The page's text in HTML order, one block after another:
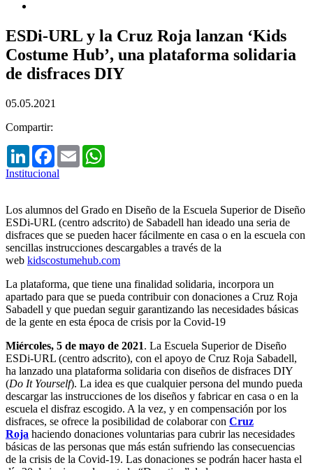
ESDi-URL y la Cruz Roja lanzan ‘Kids
Costume Hub’, una plataforma solidaria
de disfraces DIY
05.05.2021
Compartir:
LinkedInFacebook
Email
Institucional
Los alumnos del Grado en Diseño de la Escuela Superior de Diseño
ESDi-URL (centro adscrito) de Sabadell han ideado una seria de
disfraces que se pueden hacer fácilmente en casa o en la escuela con
sencillas instrucciones descargables a través de la
web kidscostumehub.com
La plataforma, que tiene una finalidad solidaria, incorpora un
apartado para que se pueda contribuir con donaciones a Cruz Roja
Sabadell y que puedan seguir garantizando las necesidades básicas
de la gente en esta época de crisis por la Covid-19
Miércoles, 5 de mayo de 2021. La Escuela Superior de Diseño
ESDi-URL (centro adscrito), con el apoyo de Cruz Roja Sabadell,
ha lanzado una plataforma solidaria con diseños de disfraces DIY
(Do It Yourself). La idea es que cualquier persona del mundo pueda
descargar las instrucciones de los diseños y fabricar en casa o en la
escuela el disfraz escogido. A la vez, y en compensación por los
disfraces, se ofrece la posibilidad de colaborar con Cruz
Roja haciendo donaciones voluntarias para cubrir las necesidades
básicas de las personas que más están sufriendo las consecuencias
de la crisis de la Covid-19. Las donaciones se podrán hacer hasta el